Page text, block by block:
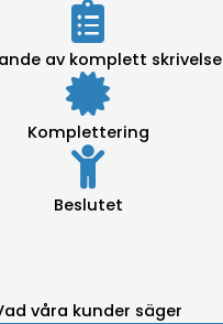
av komplett skrivelse
Komplettering
Beslutet
våra kunder säger